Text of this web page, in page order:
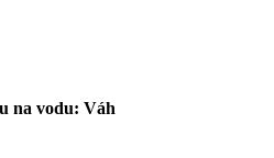
na vodu: Váh